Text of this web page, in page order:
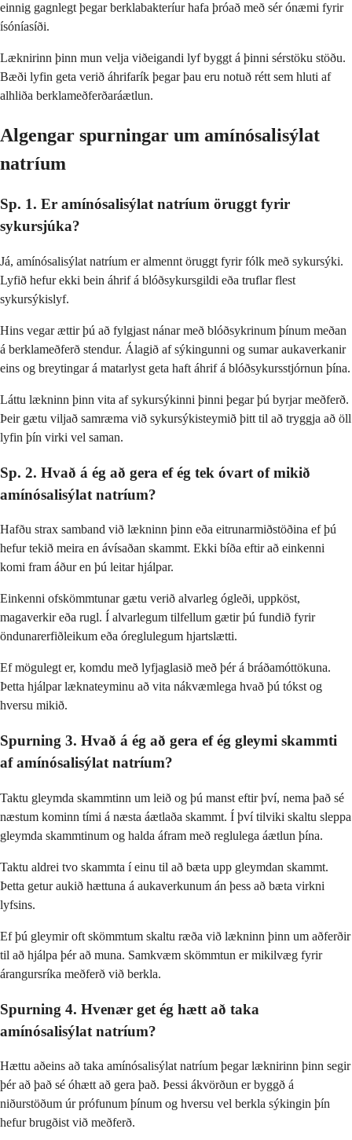
einnig gagnlegt þegar berklabakteríur hafa þróað með sér ónæmi fyrir
ísóníasíði.
Læknirinn þinn mun velja viðeigandi lyf byggt á þinni sérstöku stöðu.
Bæði lyfin geta verið áhrifarík þegar þau eru notuð rétt sem hluti af
alhliða berklameðferðaráætlun.
Algengar spurningar um amínósalisýlat
natríum
Sp. 1. Er amínósalisýlat natríum öruggt fyrir
sykursjúka?
Já, amínósalisýlat natríum er almennt öruggt fyrir fólk með sykursýki.
Lyfið hefur ekki bein áhrif á blóðsykursgildi eða truflar flest
sykursýkislyf.
Hins vegar ættir þú að fylgjast nánar með blóðsykrinum þínum meðan
á berklameðferð stendur. Álagið af sýkingunni og sumar aukaverkanir
eins og breytingar á matarlyst geta haft áhrif á blóðsykursstjórnun þína.
Láttu lækninn þinn vita af sykursýkinni þinni þegar þú byrjar meðferð.
Þeir gætu viljað samræma við sykursýkisteymið þitt til að tryggja að öll
lyfin þín virki vel saman.
Sp. 2. Hvað á ég að gera ef ég tek óvart of mikið
amínósalisýlat natríum?
Hafðu strax samband við lækninn þinn eða eitrunarmiðstöðina ef þú
hefur tekið meira en ávísaðan skammt. Ekki bíða eftir að einkenni
komi fram áður en þú leitar hjálpar.
Einkenni ofskömmtunar gætu verið alvarleg ógleði, uppköst,
magaverkir eða rugl. Í alvarlegum tilfellum gætir þú fundið fyrir
öndunarerfiðleikum eða óreglulegum hjartslætti.
Ef mögulegt er, komdu með lyfjaglasið með þér á bráðamóttökuna.
Þetta hjálpar læknateyminu að vita nákvæmlega hvað þú tókst og
hversu mikið.
Spurning 3. Hvað á ég að gera ef ég gleymi skammti
af amínósalisýlat natríum?
Taktu gleymda skammtinn um leið og þú manst eftir því, nema það sé
næstum kominn tími á næsta áætlaða skammt. Í því tilviki skaltu sleppa
gleymda skammtinum og halda áfram með reglulega áætlun þína.
Taktu aldrei tvo skammta í einu til að bæta upp gleymdan skammt.
Þetta getur aukið hættuna á aukaverkunum án þess að bæta virkni
lyfsins.
Ef þú gleymir oft skömmtum skaltu ræða við lækninn þinn um aðferðir
til að hjálpa þér að muna. Samkvæm skömmtun er mikilvæg fyrir
árangursríka meðferð við berkla.
Spurning 4. Hvenær get ég hætt að taka
amínósalisýlat natríum?
Hættu aðeins að taka amínósalisýlat natríum þegar læknirinn þinn segir
þér að það sé óhætt að gera það. Þessi ákvörðun er byggð á
niðurstöðum úr prófunum þínum og hversu vel berkla sýkingin þín
hefur brugðist við meðferð.